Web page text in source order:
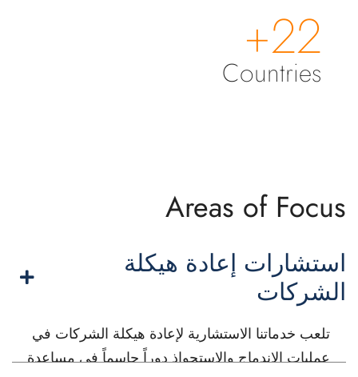
22+
Countries
Areas of Focus
استشارات إعادة هيكلة
الشركات
تلعب خدماتنا الاستشارية لإعادة هيكلة الشركات في
عمليات الاندماج والاستحواذ دوراً حاسماً في مساعدة